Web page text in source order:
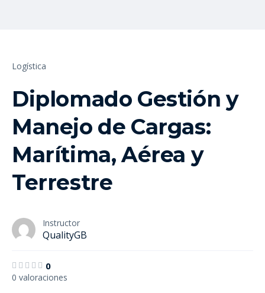
Logística
Diplomado Gestión y
Manejo de Cargas:
Marítima, Aérea y
Terrestre
Instructor
QualityGB
0
0 valoraciones